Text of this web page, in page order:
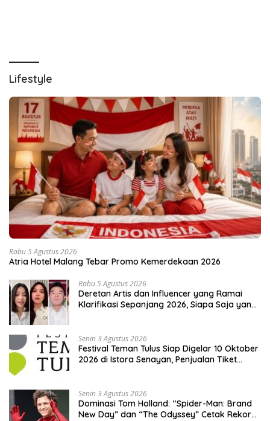
Lifestyle
Rabu 5 Agustus 2026
Atria Hotel Malang Tebar Promo Kemerdekaan 2026
Rabu 5 Agustus 2026
Deretan Artis dan Influencer yang Ramai
Klarifikasi Sepanjang 2026, Siapa Saja yang
Senin 3 Agustus 2026
Festival Teman Tulus Siap Digelar 10 Oktober
2026 di Istora Senayan, Penjualan Tiket
Senin 3 Agustus 2026
Dominasi Tom Holland: “Spider-Man: Brand
New Day” dan “The Odyssey” Cetak Rekor